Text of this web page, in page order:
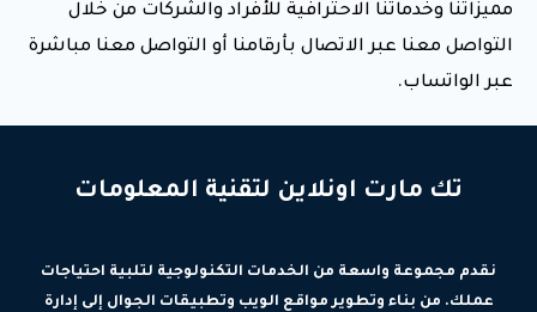
مميزاتنا وخدماتنا الاحترافية للأفراد والشركات من خلال
التواصل معنا عبر الاتصال بأرقامنا أو التواصل معنا مباشرة
عبر الواتساب.
تك مارت اونلاين لتقنية المعلومات
نقدم مجموعة واسعة من الخدمات التكنولوجية لتلبية احتياجات
عملك. من بناء وتطوير مواقع الويب وتطبيقات الجوال إلى إدارة